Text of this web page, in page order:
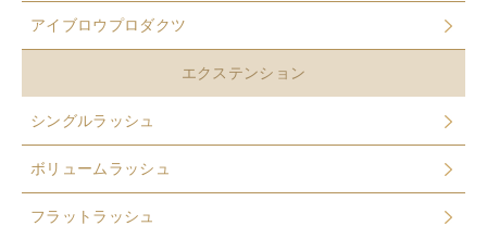
アイブロウプロダクツ
エクステンション
シングルラッシュ
ボリュームラッシュ
フラットラッシュ